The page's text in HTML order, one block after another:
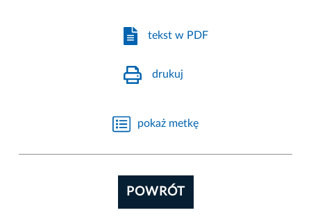
tekst w PDF
drukuj
pokaż metkę
POWRÓT